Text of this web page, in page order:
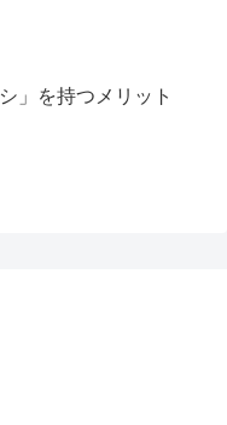
」を持つメリット